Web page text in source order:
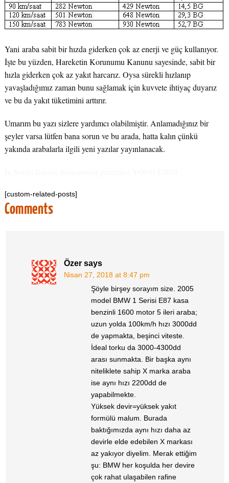
Yani araba sabit bir hızda giderken çok az enerji ve güç kullanıyor.
İşte bu yüzden, Hareketin Korunumu Kanunu sayesinde, sabit bir
hızla giderken çok az yakıt harcarız. Oysa sürekli hızlanıp
yavaşladığımız zaman bunu sağlamak için kuvvete ihtiyaç duyarız
ve bu da yakıt tüketimini arttırır.
Umarım bu yazı sizlere yardımcı olabilmiştir. Anlamadığınız bir
şeyler varsa lütfen bana sorun ve bu arada, hatta kalın çünkü
yakında arabalarla ilgili yeni yazılar yayınlanacak.
[custom-related-posts]
Comments
Özer says
Nisan 27, 2018 at 8:47 pm
Şöyle birşey sorayım size. 2005
model BMW 1 Serisi E87 kasa
benzinli 1600 motor 5 ileri araba;
uzun yolda 100km/h hızı 3000dd
de yapmakta, beşinci viteste.
İdeal torku da 3000-4300dd
arası sunmakta. Bir başka aynı
niteliklete sahip X marka araba
ise aynı hızı 2200dd de
yapabilmekte.
Yüksek devir=yüksek yakıt
formülü malum. Burada
baktığımızda aynı hızı daha az
devirle elde edebilen X markası
az yakıyor diyelim. Merak ettiğim
şu: BMW her koşulda her devire
çok rahat ulaşabilen rafine